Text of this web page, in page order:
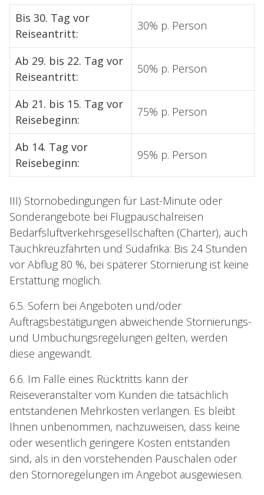
Bis 30. Tag vor
Reiseantritt:
30% p. Person
Ab 29. bis 22. Tag vor
Reiseantritt:
50% p. Person
Ab 21. bis 15. Tag vor
Reisebeginn:
75% p. Person
Ab 14. Tag vor
Reisebeginn:
95% p. Person
III) Stornobedingungen für Last-Minute oder
Sonderangebote bei Flugpauschalreisen
Bedarfsluftverkehrsgesellschaften (Charter), auch
Tauchkreuzfahrten und Südafrika: Bis 24 Stunden
vor Abflug 80 %, bei späterer Stornierung ist keine
Erstattung möglich.
6.5. Sofern bei Angeboten und/oder
Auftragsbestätigungen abweichende Stornierungs-
und Umbuchungsregelungen gelten, werden
diese angewandt.
6.6. Im Falle eines Rücktritts kann der
Reiseveranstalter vom Kunden die tatsächlich
entstandenen Mehrkosten verlangen. Es bleibt
Ihnen unbenommen, nachzuweisen, dass keine
oder wesentlich geringere Kosten entstanden
sind, als in den vorstehenden Pauschalen oder
den Stornoregelungen im Angebot ausgewiesen.